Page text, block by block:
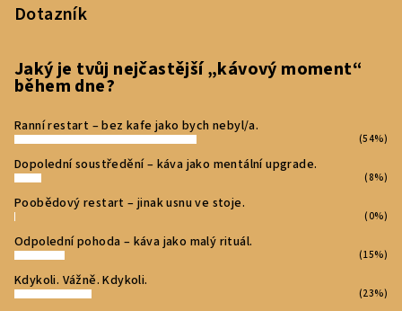
Dotazník
Jaký je tvůj nejčastější „kávový moment“
během dne?
Ranní restart – bez kafe jako bych nebyl/a.
(54%)
Dopolední soustředění – káva jako mentální upgrade.
(8%)
Poobědový restart – jinak usnu ve stoje.
(0%)
Odpolední pohoda – káva jako malý rituál.
(15%)
Kdykoli. Vážně. Kdykoli.
(23%)